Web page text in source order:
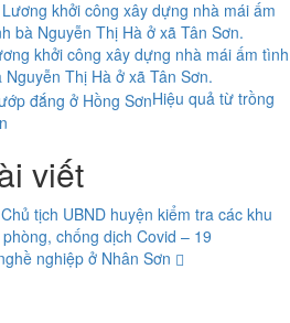
khởi công xây dựng nhà mái ấm tình
Thị Hà ở xã Tân Sơn.
Hiệu quả từ trồng
viết
tịch UBND huyện kiểm tra các khu
chống dịch Covid – 19
nghiệp ở Nhân Sơn